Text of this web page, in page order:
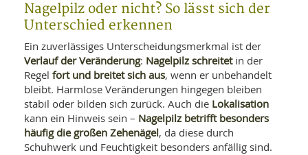
Nagelpilz oder nicht? So lässt sich der
Unterschied erkennen
Ein zuverlässiges Unterscheidungsmerkmal ist der
Verlauf der Veränderung: Nagelpilz schreitetin der
Regel fort und breitet sich aus, wenn er unbehandelt
bleibt. Harmlose Veränderungen hingegen bleiben
stabil oder bilden sich zurück. Auch die Lokalisation
kann ein Hinweis sein – Nagelpilz betrifft besonders
häufig die großen Zehenägel, da diese durch
Schuhwerk und Feuchtigkeit besonders anfällig sind.